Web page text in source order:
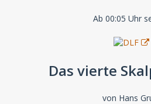
Ab 00:05 Uhr
Das vierte
von Hans